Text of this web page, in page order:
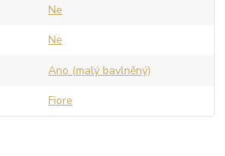
Ne
Ne
Ano (malý bavlněný)
Fiore